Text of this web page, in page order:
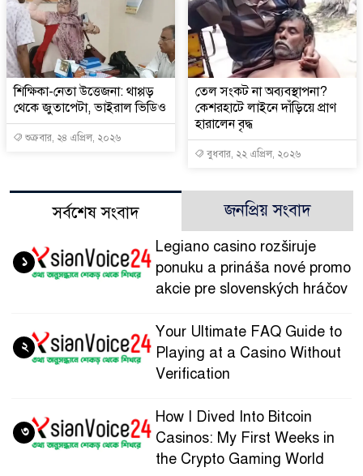
শিক্ষিকা-নেতা উত্তেজনা: থাপ্পড়
থেকে জুতাপেটা, ভাইরাল ভিডিও
শুক্রবার, ২৪ এপ্রিল, ২০২৬
তেল সংকট না অব্যবস্থাপনা?
কেশরহাটে লাইনে দাঁড়িয়ে প্রাণ
হারালেন বৃদ্ধ
বুধবার, ২২ এপ্রিল, ২০২৬
সর্বশেষ সংবাদ জনপ্রিয় সংবাদ
Legiano casino rozširuje
ponuku a prináša nové promo
akcie pre slovenských hráčov
১
Your Ultimate FAQ Guide to
Playing at a Casino Without
Verification
২
How I Dived Into Bitcoin
Casinos: My First Weeks in
the Crypto Gaming World
৩